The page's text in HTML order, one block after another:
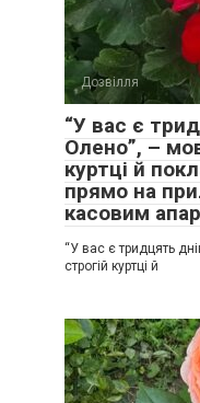
Дозвілля
“У вас є
Олено”, –
куртці й
прямо на
касовим
“У вас є тридцять
строгій куртці й